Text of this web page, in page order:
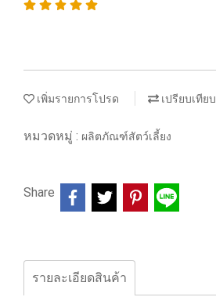
เพิ่มรายการโปรด เปรียบเทียบ
หมวดหมู่ : ผลิตภัณฑ์สัตว์เลี้ยง
Share
รายละเอียดสินค้า